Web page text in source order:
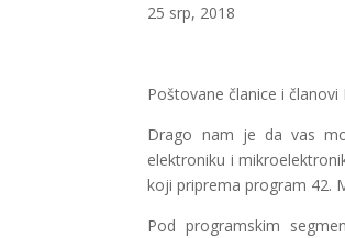
25 srp, 2018
Poštovane članice i članovi
Drago nam je da vas
elektroniku i
koji priprema program 42.
Pod programskim